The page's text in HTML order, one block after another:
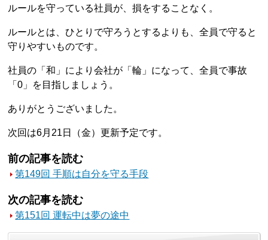
ルールを守っている社員が、損をすることなく。
ルールとは、ひとりで守ろうとするよりも、全員で守ると
守りやすいものです。
社員の「和」により会社が「輪」になって、全員で事故
「0」を目指しましょう。
ありがとうございました。
次回は6月21日（金）更新予定です。
前の記事を読む
第149回 手順は自分を守る手段
次の記事を読む
第151回 運転中は夢の途中